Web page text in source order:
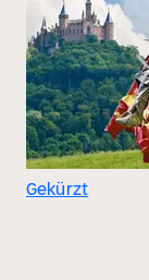
Gekürzt